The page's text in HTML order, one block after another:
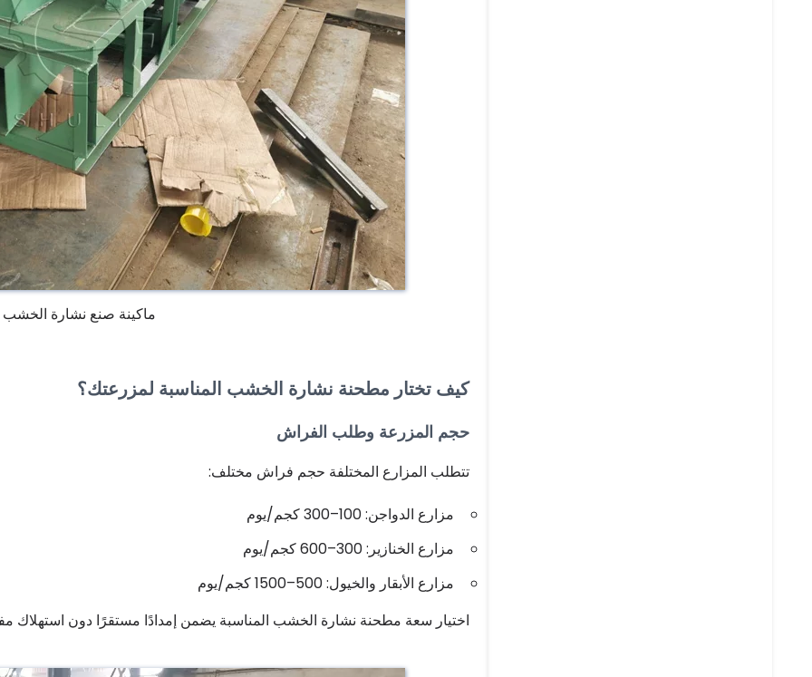
ماكينة صنع نشارة الخشب
كيف تختار مطحنة نشارة الخشب المناسبة لمزرعتك؟
حجم المزرعة وطلب الفراش
تتطلب المزارع المختلفة حجم فراش مختلف:
مزارع الدواجن: 100–300 كجم/يوم
مزارع الخنازير: 300–600 كجم/يوم
مزارع الأبقار والخيول: 500–1500 كجم/يوم
اختيار سعة مطحنة نشارة الخشب المناسبة يضمن إمدادًا مستقرًا دون استهلاك